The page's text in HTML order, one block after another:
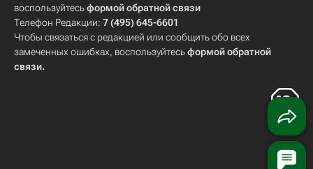
воспользуйтесьформой обратной связи
Телефон Редакции: 7 (495) 645-6601
Чтобы связаться с редакцией или сообщить обо всех
замеченных ошибках, воспользуйтесьформой обратной
связи.